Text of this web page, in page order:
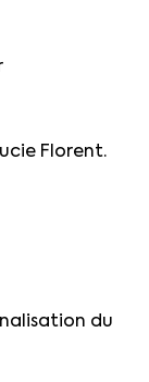
Florent.
du